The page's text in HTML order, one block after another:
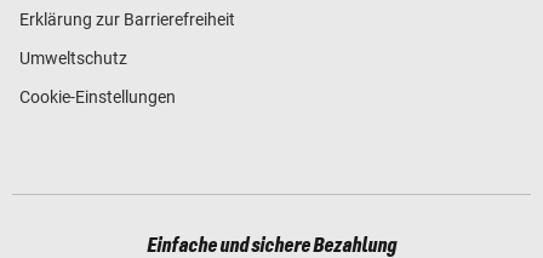
Erklärung zur Barrierefreiheit
Umweltschutz
Cookie-Einstellungen
Einfache und sichere Bezahlung